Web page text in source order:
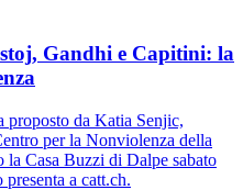
Gandhi e Capitini: la
proposto da Katia Senjic,
per la Nonviolenza della
la Casa Buzzi di Dalpe sabato
a catt.ch.